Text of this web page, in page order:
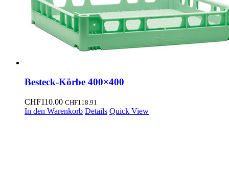
Besteck-Körbe 400×400
CHF110.00 CHF118.91
In den Warenkorb Details Quick View